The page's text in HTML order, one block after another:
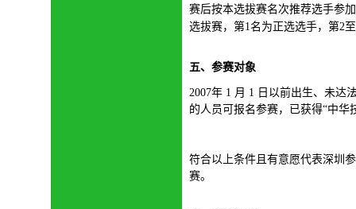
赛后按本选拔赛名次推荐选手参
选拔赛，第1名为正选选手，第2
五、 参赛对象
2007年 1 月 1 日以前出生、未达
的人员可报名参赛，已获得“中华
符合以上条件且有意愿代表深圳
赛。